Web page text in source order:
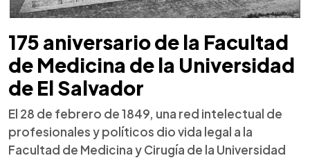
175 aniversario de la Facultad
de Medicina de la Universidad
de El Salvador
El 28 de febrero de 1849, una red intelectual de
profesionales y políticos dio vida legal a la
Facultad de Medicina y Cirugía de la Universidad